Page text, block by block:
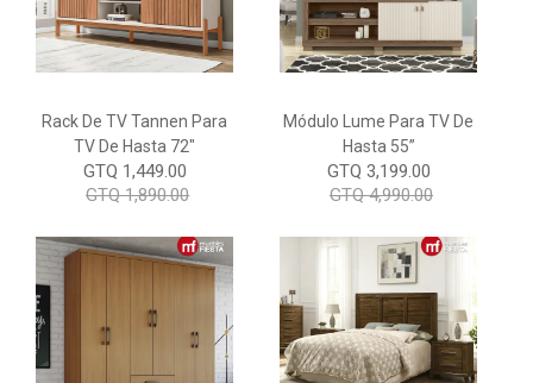
Rack De TV Tannen Para
TV De Hasta 72"
GTQ 1,449.00
GTQ 1,890.00
Módulo Lume Para TV De
Hasta 55”
GTQ 3,199.00
GTQ 4,990.00